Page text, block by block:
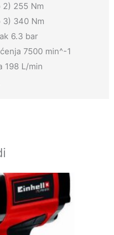
255 Nm
340 Nm
6.3 bar
7500 min^-1
198 L/min